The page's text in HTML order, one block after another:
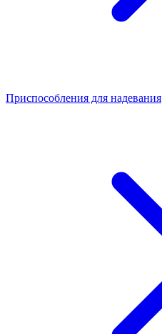
Приспособления для надевания